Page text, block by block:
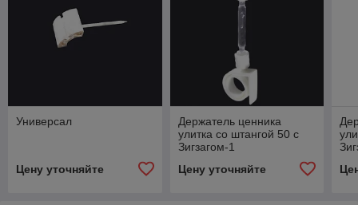
Универсал
Цену уточняйте
Держатель ценника
улитка со штангой 50 с
Зигзагом-1
Цену уточняйте